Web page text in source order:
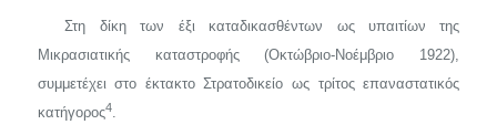
Στη δίκη των έξι καταδικασθέντων ως υπαιτίων της
Μικρασιατικής καταστροφής (Οκτώβριο-Νοέμβριο 1922),
συμμετέχει στο έκτακτο Στρατοδικείο ως τρίτος επαναστατικός
κατήγορος4.